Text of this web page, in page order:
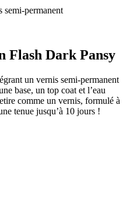
semi-permanent
Flash Dark Pansy
un vernis semi-permanent
base, un top coat et l’eau
comme un vernis, formulé à
tenue jusqu’à 10 jours !